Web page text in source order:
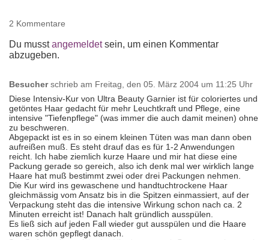
2 Kommentare
Du musstangemeldetsein, um einen Kommentar
abzugeben.
Besucher schrieb am Freitag, den 05. März 2004 um 11:25 Uhr
Diese Intensiv-Kur von Ultra Beauty Garnier ist für coloriertes und
getöntes Haar gedacht für mehr Leuchtkraft und Pflege, eine
intensive "Tiefenpflege" (was immer die auch damit meinen) ohne
zu beschweren.
Abgepackt ist es in so einem kleinen Tüten was man dann oben
aufreißen muß. Es steht drauf das es für 1-2 Anwendungen
reicht. Ich habe ziemlich kurze Haare und mir hat diese eine
Packung gerade so gereich, also ich denk mal wer wirklich lange
Haare hat muß bestimmt zwei oder drei Packungen nehmen.
Die Kur wird ins gewaschene und handtuchtrockene Haar
gleichmässig vom Ansatz bis in die Spitzen einmassiert, auf der
Verpackung steht das die intensive Wirkung schon nach ca. 2
Minuten erreicht ist! Danach halt gründlich ausspülen.
Es ließ sich auf jeden Fall wieder gut ausspülen und die Haare
waren schön gepflegt danach.